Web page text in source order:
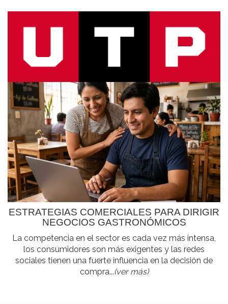
ESTRATEGIAS COMERCIALES PARA DIRIGIR
NEGOCIOS GASTRONÓMICOS
La competencia en el sector es cada vez más intensa,
los consumidores son más exigentes y las redes
sociales tienen una fuerte influencia en la decisión de
compra...(ver más)